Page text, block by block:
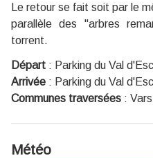
Le retour se fait soit par le
parallèle des "arbres
torrent.
Départ : Parking du Val
Arrivée : Parking du Val
Communes traversées : Vars
Météo